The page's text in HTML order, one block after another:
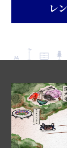
レ